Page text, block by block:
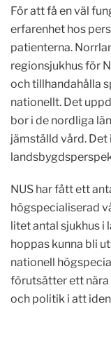
För att få en väl
erfarenhet hos
patienterna.
regionsjukhus för
och tillhandahålla
nationellt. Det
bor i de nordliga
jämställd vård.
NUS har fått ett
högspecialiserad
litet antal sjukhus i
hoppas kunna bli
nationell
förutsätter ett nära
och politik i att